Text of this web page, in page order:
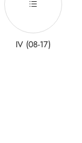
IV (08-17)